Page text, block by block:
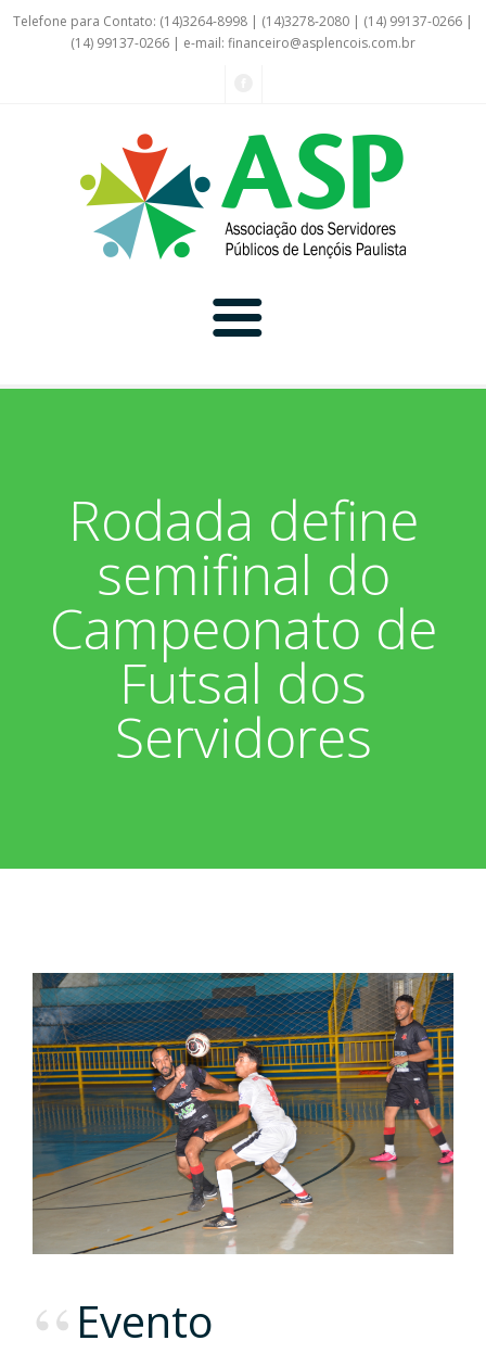
Telefone para Contato: (14)3264-8998 | (14)3278-2080 | (14) 99137-0266 |
(14) 99137-0266 | e-mail: financeiro@asplencois.com.br
Convênio Online
Notícias
Vídeos
Associados
Aniversariantes
Boletim Informativo
Extrato do Cartão ASP
Nossos Convênios
Sobre
Diretoria
Nossa História
Rodada define
semifinal do
Campeonato de
Futsal dos
Servidores
Evento